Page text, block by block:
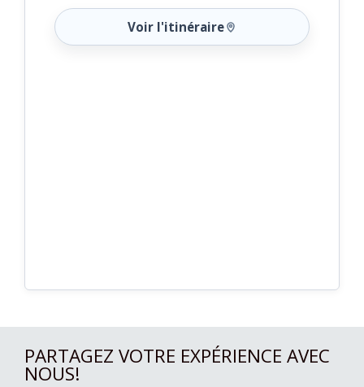
Voir l'itinéraire
PARTAGEZ VOTRE EXPÉRIENCE AVEC
NOUS!